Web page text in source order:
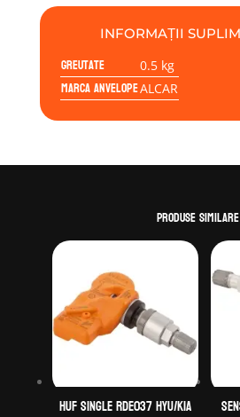
BUCATI
INFORMAȚII
Greutate 0.5 kg
Marca anvelopeALCAR
Produse similare
HUF Single RDE037 HYU/KIA